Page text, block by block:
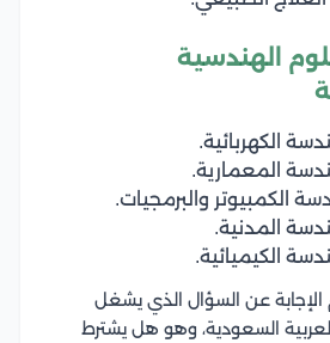
الهندسية
الكهربائية.
المعمارية.
الكمبيوتر والبرمجيات.
المدنية.
الكيميائية.
الإجابة عن السؤال الذي يشغل
السعودية، وهو هل يشترط